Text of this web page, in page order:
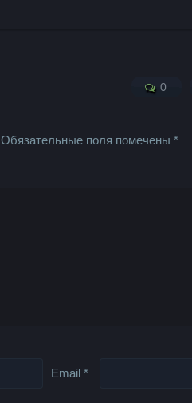
0
Обязательные поля помечены*
Email*